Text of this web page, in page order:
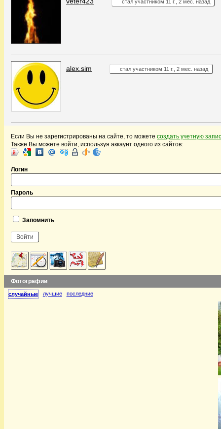
стал участником 11 г., 2 мес. назад
alex.sim стал участником 11 г., 2 мес. назад
Если Вы не зарегистрированы на сайте, то можете создать учетную
Также Вы можете войти, используя аккаунт одного из сайтов:
Логин
Пароль
Запомнить
Фотографии
случайные лучшие последние